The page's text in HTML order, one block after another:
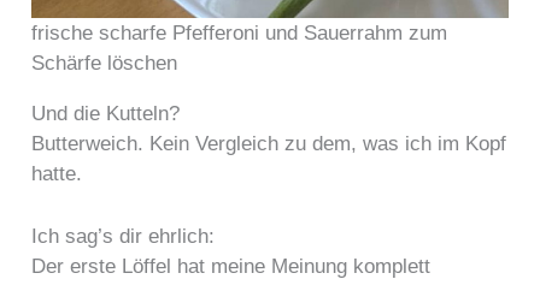
frische scharfe Pfefferoni und Sauerrahm zum
Schärfe löschen
Und die Kutteln?
Butterweich. Kein Vergleich zu dem, was ich im Kopf
hatte.
Ich sag’s dir ehrlich:
Der erste Löffel hat meine Meinung komplett